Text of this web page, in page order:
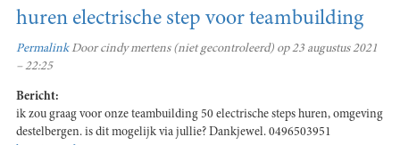
huren electrische step voor teambuilding
PermalinkDoorcindy mertens (niet gecontroleerd) op 23 augustus 2021
– 22:25
Bericht:
ik zou graag voor onze teambuilding 50 electrische steps huren, omgeving
destelbergen. is dit mogelijk via jullie? Dankjewel. 0496503951